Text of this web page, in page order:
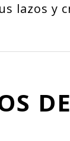
lazos y